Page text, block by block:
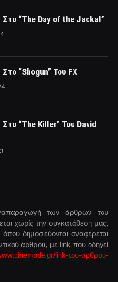
Στο “The Day of the Jackal”
Στο “Shogun” Του FX
Στο “The Killer” Του David
των άρθρων του
χωρίς την συγκατάθεση μας,
δημοσιεύονται αναφέρεται
άρθρου, με link που οδηγεί
link-του-αρθρου-